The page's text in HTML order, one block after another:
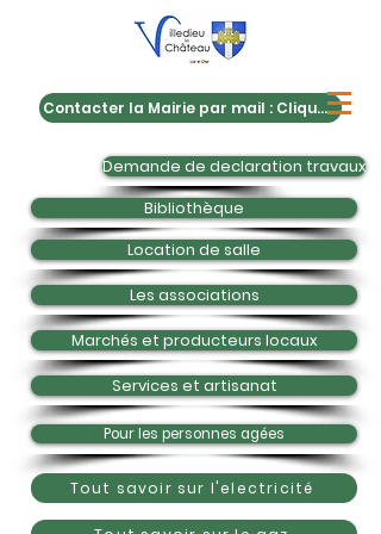
Contacter la Mairie par mail : Cliquez ici
Demande de declaration travaux
Bibliothèque
Location de salle
Les associations
Marchés et producteurs locaux
Services et artisanat
Pour les personnes agées
Tout savoir sur l'electricité